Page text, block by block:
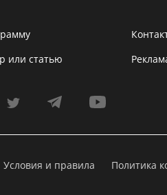
или статью
Условия и правила Политика